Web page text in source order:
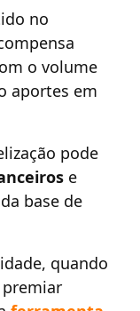
no
o volume
aportes em
pode
e
base de
quando